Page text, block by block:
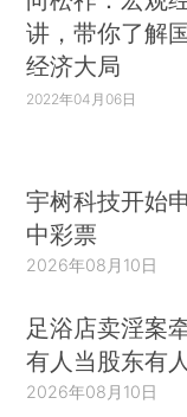
讲，带你了解
经济大局
2022年04月06日
宇树科技开始
中彩票
2026年08月10日
足浴店卖淫案
有人当股东有
2026年08月10日